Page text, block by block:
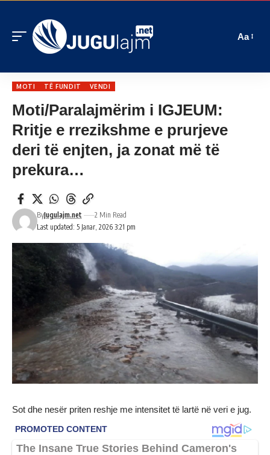
Aa
MOTI TË FUNDIT VENDI
Moti/Paralajmërim i IGJEUM:
Rritje e rrezikshme e prurjeve
deri të enjten, ja zonat më të
prekura…
Last updated: 5 Janar, 2026 3:21 pm
ByJugulajm.net 2 Min Read
Sot dhe nesër priten reshje me intensitet të lartë në veri e jug.